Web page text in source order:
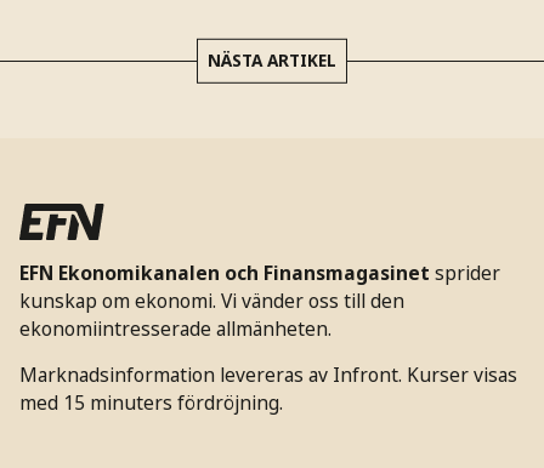
NÄSTA ARTIKEL
EFN Ekonomikanalen och Finansmagasinet sprider
kunskap om ekonomi. Vi vänder oss till den
ekonomiintresserade allmänheten.
Marknadsinformation levereras av Infront. Kurser visas
med 15 minuters fördröjning.